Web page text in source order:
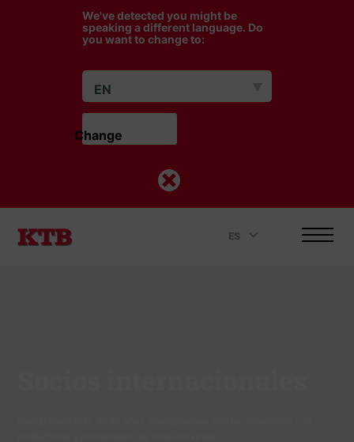
We've detected you might be
speaking a different language. Do
you want to change to:
EN
Change
ES .